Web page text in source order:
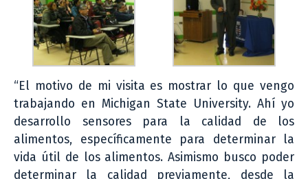
“El motivo de mi visita es mostrar lo que vengo
trabajando en Michigan State University. Ahí yo
desarrollo sensores para la calidad de los
alimentos, específicamente para determinar la
vida útil de los alimentos. Asimismo busco poder
determinar la calidad previamente, desde la